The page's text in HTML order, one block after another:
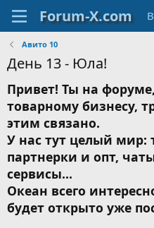
Авито 10
День 13 - Юла!
Привет! Ты на
товарному бизнесу,
этим связано.
У нас тут целый мир:
партнерки и опт,
сервисы...
Океан всего
будет открыто уже